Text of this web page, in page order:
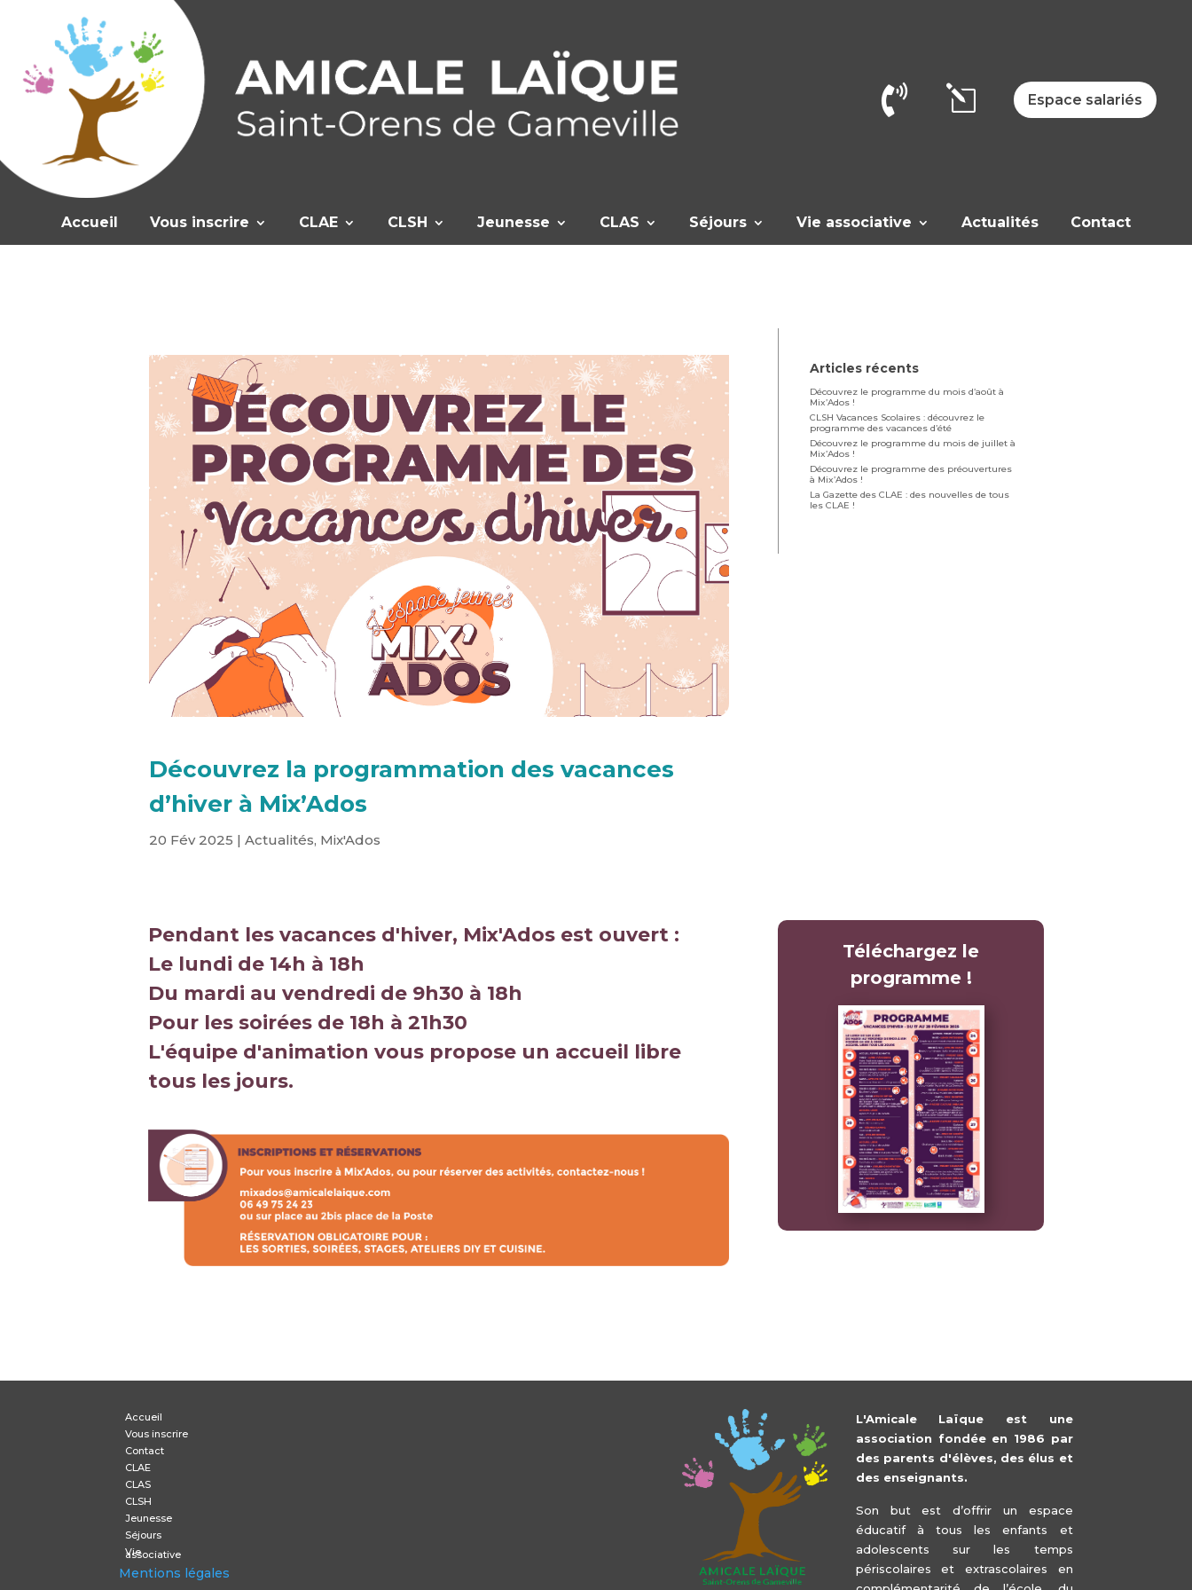
 l Espace salariés
Accueil Vous inscrire CLAE CLSH Jeunesse CLAS Séjours Vie associative Actualités Contact
Découvrez la programmation des vacances
d’hiver à Mix’Ados
20 Fév 2025 | Actualités, Mix'Ados
Articles récents
Découvrez le programme du mois d’août à
Mix’Ados !
CLSH Vacances Scolaires : découvrez le
programme des vacances d’été
Découvrez le programme du mois de juillet à
Mix’Ados !
Découvrez le programme des préouvertures
à Mix’Ados !
La Gazette des CLAE : des nouvelles de tous
les CLAE !
Pendant les vacances d'hiver, Mix'Ados est ouvert :
Le lundi de 14h à 18h
Du mardi au vendredi de 9h30 à 18h
Pour les soirées de 18h à 21h30
L'équipe d'animation vous propose un accueil libre
tous les jours.
Téléchargez le
programme !
Accueil
Vous inscrire
Contact
CLAE
CLAS
CLSH
Jeunesse
Séjours
Vie
associative
Mentions légales
L'Amicale Laïque est une
association fondée en 1986 par
des parents d'élèves, des élus et
des enseignants.
Son but est d’offrir un espace
éducatif à tous les enfants et
adolescents sur les temps
périscolaires et extrascolaires en